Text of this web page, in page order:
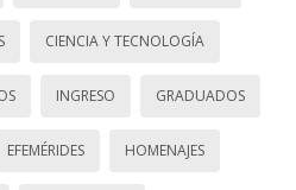
CIENCIA Y TECNOLOGÍA
INGRESO GRADUADOS
EFEMÉRIDES HOMENAJES